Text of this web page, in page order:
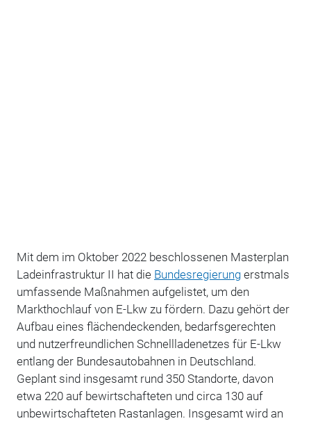
Mit dem im Oktober 2022 beschlossenen Masterplan
Ladeinfrastruktur II hat die Bundesregierungerstmals
umfassende Maßnahmen aufgelistet, um den
Markthochlauf von E-Lkw zu fördern. Dazu gehört der
Aufbau eines flächendeckenden, bedarfsgerechten
und nutzerfreundlichen Schnellladenetzes für E-Lkw
entlang der Bundesautobahnen in Deutschland.
Geplant sind insgesamt rund 350 Standorte, davon
etwa 220 auf bewirtschafteten und circa 130 auf
unbewirtschafteten Rastanlagen. Insgesamt wird an